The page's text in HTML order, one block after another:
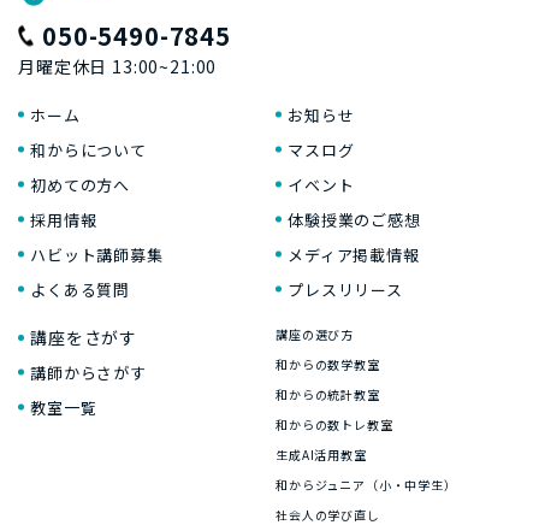
050-5490-7845
月曜定休日 13:00~21:00
ホーム
和からについて
初めての方へ
採用情報
ハビット講師募集
よくある質問
お知らせ
マスログ
イベント
体験授業のご感想
メディア掲載情報
プレスリリース
講座をさがす
講師からさがす
教室一覧
講座の選び方
和からの数学教室
和からの統計教室
和からの数トレ教室
生成AI活用教室
和からジュニア（小・中学生）
社会人の学び直し